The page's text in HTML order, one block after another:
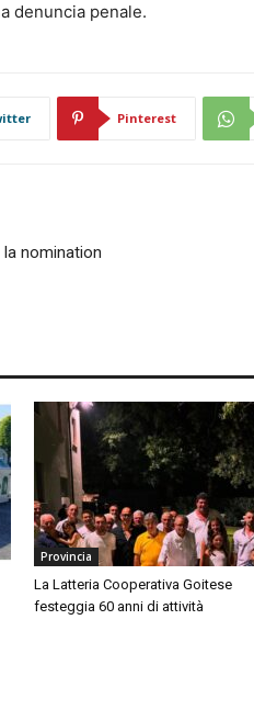
denuncia penale.
Pinterest
nomination
Provincia
La Latteria Cooperativa Goitese
festeggia 60 anni di attività